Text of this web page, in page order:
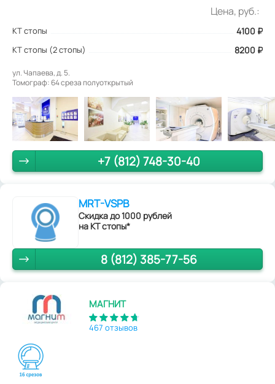
Цена, руб.:
КТ стопы 4100 ₽
КТ стопы (2 стопы) 8200 ₽
ул. Чапаева, д. 5.
Томограф: 64 среза полуоткрытый
+7 (812) 748-30-40
MRT-VSPB
Скидка до 1000 рублей
на КТ стопы*
8 (812) 385-77-56
МАГНИТ
467 отзывов